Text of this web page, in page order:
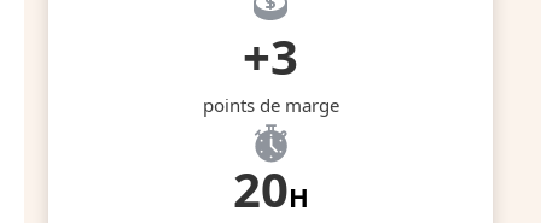
+3
points de marge
20H